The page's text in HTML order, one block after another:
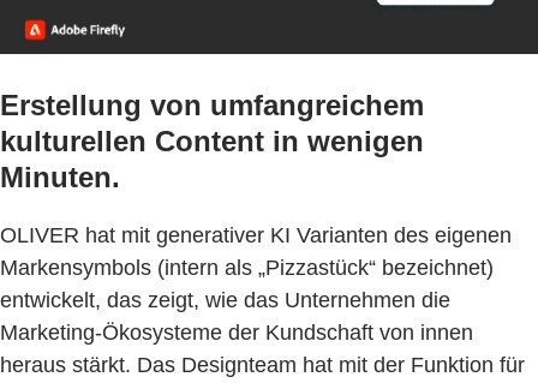
Erstellung von umfangreichem
kulturellen Content in wenigen
Minuten.
OLIVER hat mit generativer KI Varianten des eigenen
Markensymbols (intern als „Pizzastück“ bezeichnet)
entwickelt, das zeigt, wie das Unternehmen die
Marketing-Ökosysteme der Kundschaft von innen
heraus stärkt. Das Designteam hat mit der Funktion für